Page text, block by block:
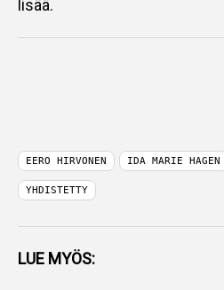
lisää.
EERO HIRVONEN IDA MARIE HAGEN
YHDISTETTY
LUE MYÖS: